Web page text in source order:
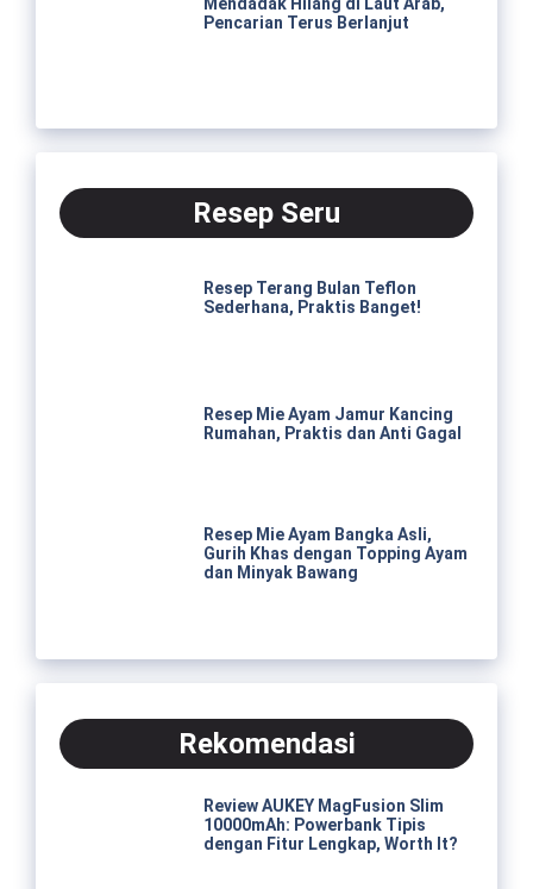
Pencarian Terus Berlanjut
Resep Seru
Resep Terang Bulan Teflon
Sederhana, Praktis Banget!
Resep Mie Ayam Jamur Kancing
Rumahan, Praktis dan Anti Gagal
Resep Mie Ayam Bangka Asli,
Gurih Khas dengan Topping Ayam
dan Minyak Bawang
Rekomendasi
Review AUKEY MagFusion Slim
10000mAh: Powerbank Tipis
dengan Fitur Lengkap, Worth It?